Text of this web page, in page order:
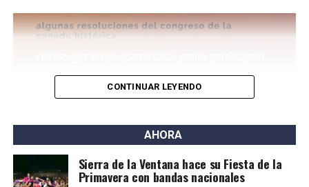
Por este caso está detenido Joaquín Eleazar Larraburu
(25), quien en un principio escapó en auto y luego chocó
CONTINUAR LEYENDO
AHORA
Sierra de la Ventana hace su Fiesta de la
Primavera con bandas nacionales